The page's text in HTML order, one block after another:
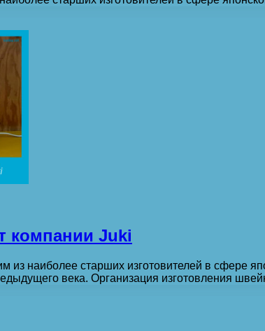
компании Juki
из наиболее старших изготовителей в сфере
века. Организация изготовления